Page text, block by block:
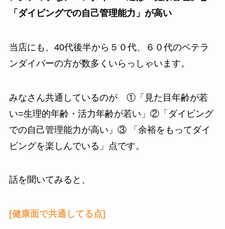
「ダイビングでの自己管理能力」が高い
当店にも、40代後半から５０代、６０代のベテラ
ンダイバーの方が数多くいらっしゃいます。
みなさん共通しているのが ①「見た目年齢が若
い=生理的年齢・活力年齢が若い」②「ダイビング
での自己管理能力が高い」③ 「余裕をもってダイ
ビングを楽しんでいる」点です。
話を聞いてみると、
[健康面で共通してる点]